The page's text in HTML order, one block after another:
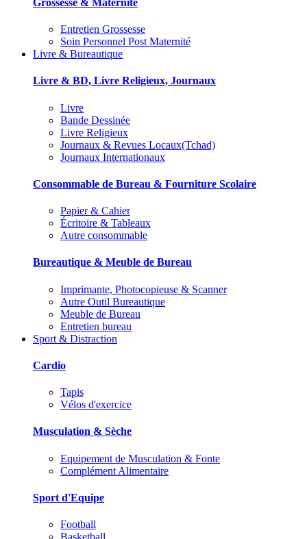
Entretien Grossesse
Soin Personnel Post Maternité
Livre & Bureautique
Livre & BD, Livre Religieux, Journaux
Livre
Bande Dessinée
Livre Religieux
Journaux & Revues Locaux(Tchad)
Journaux Internationaux
Consommable de Bureau & Fourniture Scolaire
Papier & Cahier
Écritoire & Tableaux
Autre consommable
Bureautique & Meuble de Bureau
Imprimante, Photocopieuse & Scanner
Autre Outil Bureautique
Meuble de Bureau
Entretien bureau
Sport & Distraction
Cardio
Tapis
Vélos d'exercice
Musculation & Sèche
Equipement de Musculation & Fonte
Complément Alimentaire
Sport d'Equipe
Football